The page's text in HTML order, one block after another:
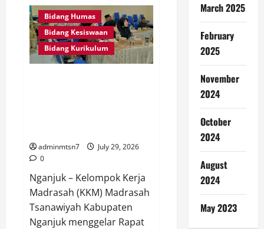
MTs
Negeri
se-
Wilayah
Kerja
Kediri
Gelar
Bidang Humas
Bidang Kesiswaan
Bidang Kurikulum
adminmtsn7
July 29, 2026
0
Nganjuk – Kelompok Kerja
Madrasah (KKM) Madrasah
Tsanawiyah Kabupaten
Nganjuk menggelar Rapat
March 2025
February
2025
November
2024
October
2024
August
2024
May 2023